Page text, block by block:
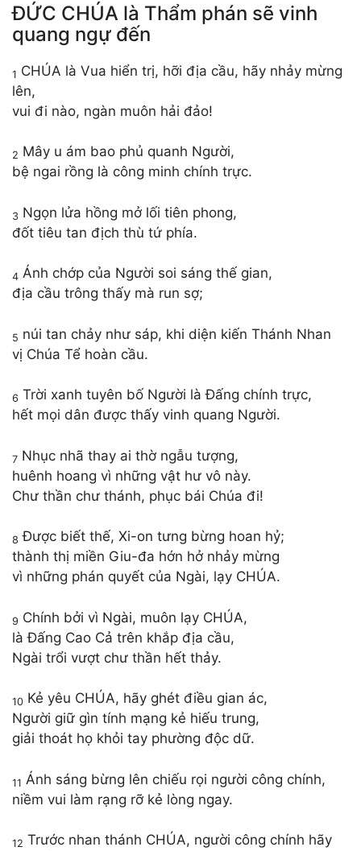
ĐỨC CHÚA là Thẩm phán sẽ vinh
quang ngự đến
1 CHÚA là Vua hiển trị, hỡi địa cầu, hãy nhảy mừng
lên,
vui đi nào, ngàn muôn hải đảo!
2 Mây u ám bao phủ quanh Người,
bệ ngai rồng là công minh chính trực.
3 Ngọn lửa hồng mở lối tiên phong,
đốt tiêu tan địch thù tứ phía.
4 Ánh chớp của Người soi sáng thế gian,
địa cầu trông thấy mà run sợ;
5 núi tan chảy như sáp, khi diện kiến Thánh Nhan
vị Chúa Tể hoàn cầu.
6 Trời xanh tuyên bố Người là Đấng chính trực,
hết mọi dân được thấy vinh quang Người.
7 Nhục nhã thay ai thờ ngẫu tượng,
huênh hoang vì những vật hư vô này.
Chư thần chư thánh, phục bái Chúa đi!
8 Được biết thế, Xi-on tưng bừng hoan hỷ;
thành thị miền Giu-đa hớn hở nhảy mừng
vì những phán quyết của Ngài, lạy CHÚA.
9 Chính bởi vì Ngài, muôn lạy CHÚA,
là Đấng Cao Cả trên khắp địa cầu,
Ngài trổi vượt chư thần hết thảy.
10 Kẻ yêu CHÚA, hãy ghét điều gian ác,
Người giữ gìn tính mạng kẻ hiếu trung,
giải thoát họ khỏi tay phường độc dữ.
11 Ánh sáng bừng lên chiếu rọi người công chính,
niềm vui làm rạng rỡ kẻ lòng ngay.
12 Trước nhan thánh CHÚA, người công chính hãy